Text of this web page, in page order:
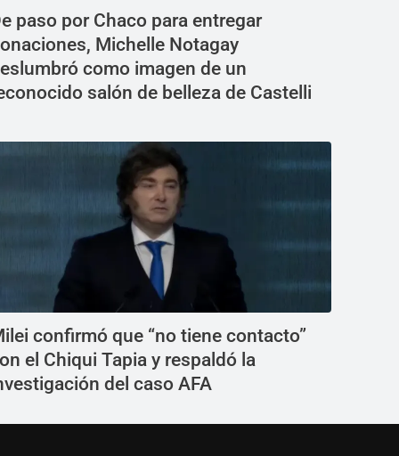
paso por Chaco para entregar
Michelle Notagay
como imagen de un
salón de belleza de Castelli
confirmó que “no tiene contacto”
el Chiqui Tapia y respaldó la
del caso AFA